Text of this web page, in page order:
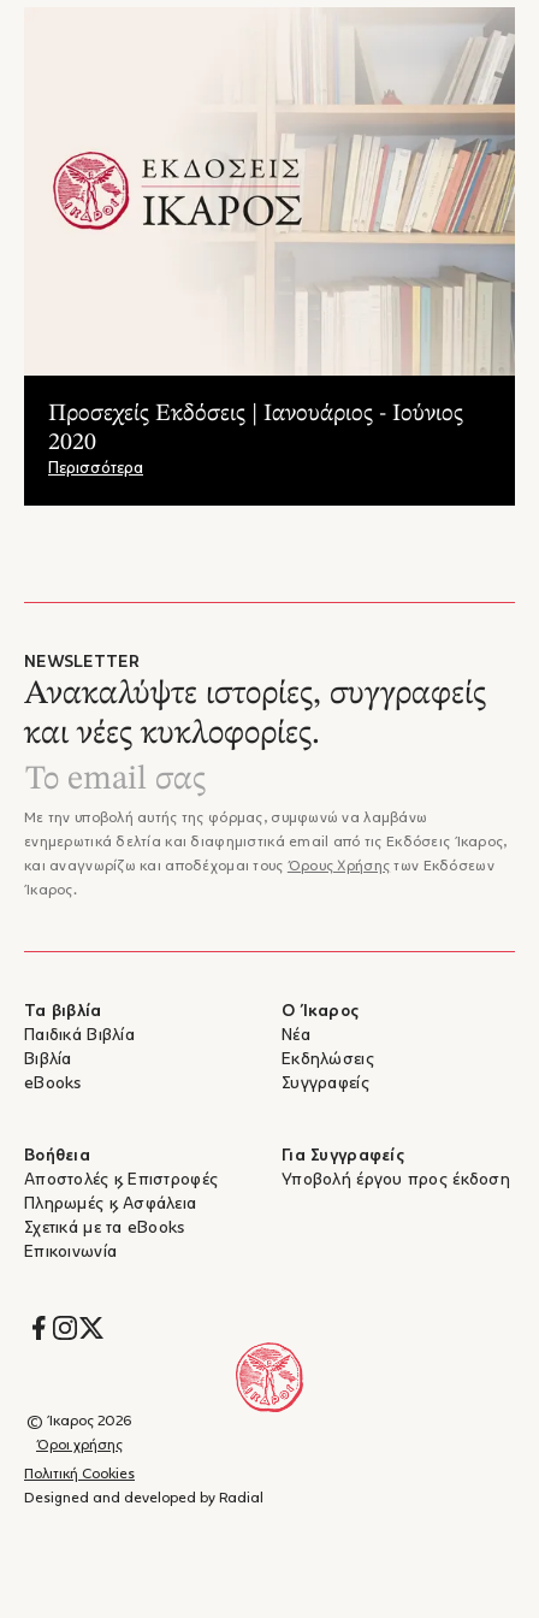
Προσεχείς Εκδόσεις | Ιανουάριος - Ιούνιος
2020
Περισσότερα
NEWSLETTER
Ανακαλύψτε ιστορίες, συγγραφείς
και νέες κυκλοφορίες.
Με την υποβολή αυτής της φόρμας, συμφωνώ να λαμβάνω
ενημερωτικά δελτία και διαφημιστικά email από τις Εκδόσεις Ίκαρος,
και αναγνωρίζω και αποδέχομαι τους Όρους Χρήσης των Εκδόσεων
Ίκαρος.
Τα βιβλία
Παιδικά Βιβλία
Βιβλία
eBooks
Ο Ίκαρος
Νέα
Εκδηλώσεις
Συγγραφείς
Βοήθεια
Αποστολές & Επιστροφές
Πληρωμές & Ασφάλεια
Σχετικά με τα eBooks
Επικοινωνία
Για Συγγραφείς
Υποβολή έργου προς έκδοση
Socials
© Ίκαρος 2026
Όροι χρήσης
Πολιτική Cookies
Designed and developed by Radial